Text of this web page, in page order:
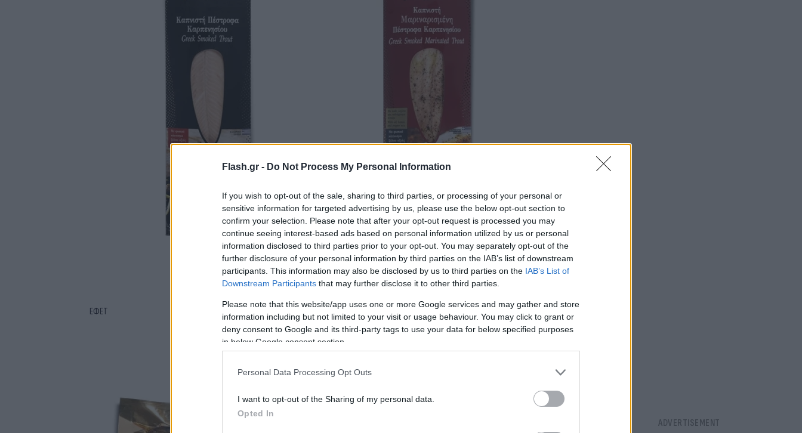
Flash.gr - Do Not Process My Personal Information
If you wish to opt-out of the sale, sharing to third parties, or processing of your personal or
sensitive information for targeted advertising by us, please use the below opt-out section to
confirm your selection. Please note that after your opt-out request is processed you may
continue seeing interest-based ads based on personal information utilized by us or personal
information disclosed to third parties prior to your opt-out. You may separately opt-out of the
further disclosure of your personal information by third parties on the IAB’s list of downstream
participants. This information may also be disclosed by us to third parties on the IAB’s List of
Downstream Participants that may further disclose it to other third parties.
Please note that this website/app uses one or more Google services and may gather and store
information including but not limited to your visit or usage behaviour. You may click to grant or
deny consent to Google and its third-party tags to use your data for below specified purposes
in below Google consent section.
Personal Data Processing Opt Outs
I want to opt-out of the Sharing of my personal data.
Opted In
ΕΦΕΤ